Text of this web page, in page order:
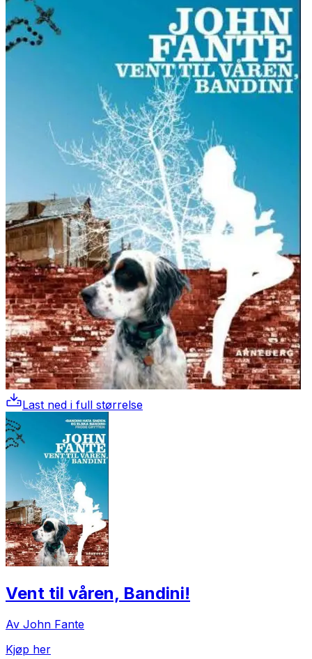
Last ned i full størrelse
Vent til våren, Bandini!
Av John Fante
Kjøp her